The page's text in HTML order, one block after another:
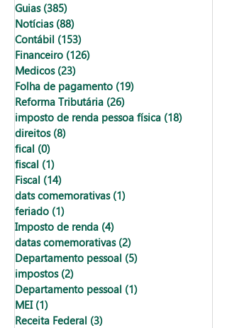
Guias (385)
Notícias (88)
Contábil (153)
Financeiro (126)
Medicos (23)
Folha de pagamento (19)
Reforma Tributária (26)
imposto de renda pessoa física (18)
direitos (8)
fical (0)
fiscal (1)
Fiscal (14)
dats comemorativas (1)
feriado (1)
Imposto de renda (4)
datas comemorativas (2)
Departamento pessoal (5)
impostos (2)
Departamento pessoal (1)
MEI (1)
Receita Federal (3)